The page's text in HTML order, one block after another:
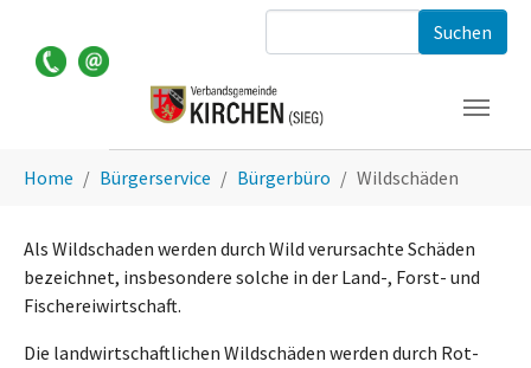
Home Bürgerservice Bürgerbüro Wildschäden
Als Wildschaden werden durch Wild verursachte Schäden
bezeichnet, insbesondere solche in der Land-, Forst- und
Fischereiwirtschaft.
Die landwirtschaftlichen Wildschäden werden durch Rot-